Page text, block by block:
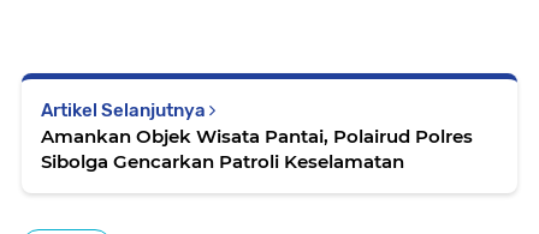
Artikel Selanjutnya
Amankan Objek Wisata Pantai, Polairud Polres
Sibolga Gencarkan Patroli Keselamatan